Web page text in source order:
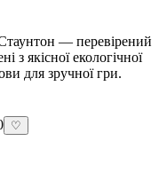
— перевірений
з якісної екологічної
для зручної гри.
♡